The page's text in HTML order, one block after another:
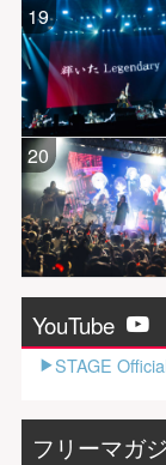
19
20
YouTube
STAGE
フリーマガ